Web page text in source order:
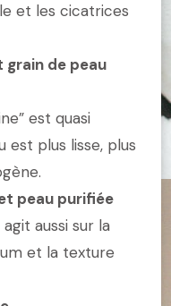
et les cicatrices
grain de peau
est quasi
est plus lisse, plus
peau purifiée
aussi sur la
et la texture